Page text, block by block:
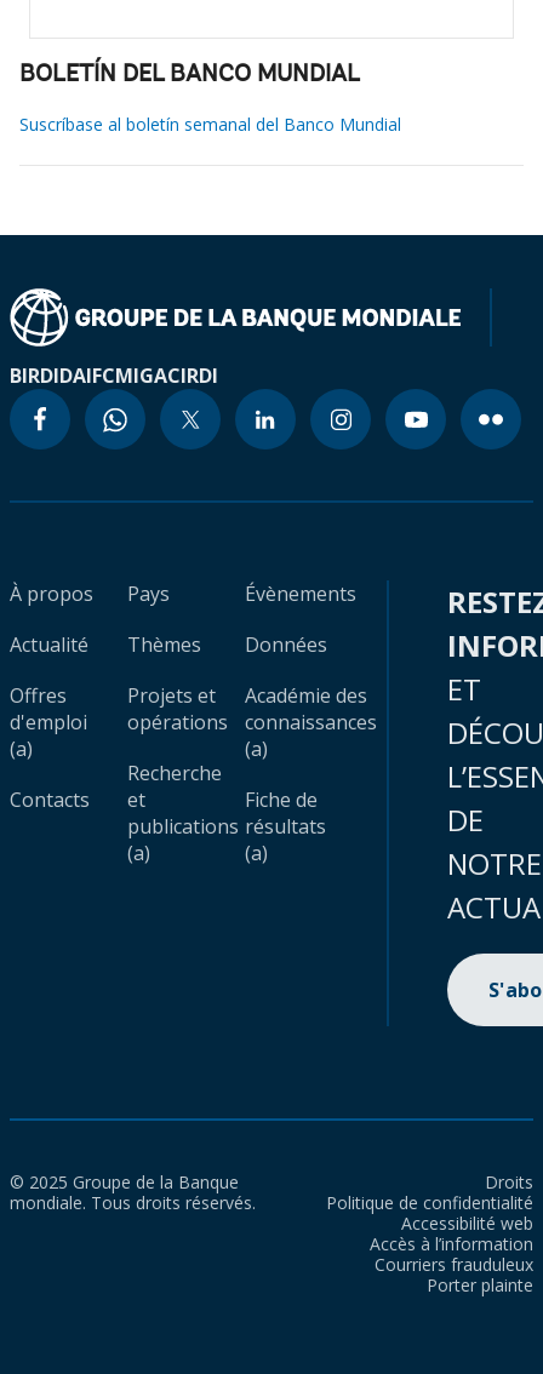
BOLETÍN DEL BANCO MUNDIAL
Suscríbase al boletín semanal del Banco Mundial
BIRDIDAIFCMIGACIRDI
À propos
Actualité
Offres
d'emploi
(a)
Contacts
Pays
Thèmes
Projets et
opérations
Recherche
et
publications
(a)
Évènements
Données
Académie des
connaissances
(a)
Fiche de
résultats
(a)
ET
DE
NOTRE
© 2025 Groupe de la Banque
mondiale. Tous droits réservés.
Droits
Politique de confidentialité
Accessibilité web
Accès à l’information
Courriers frauduleux
Porter plainte